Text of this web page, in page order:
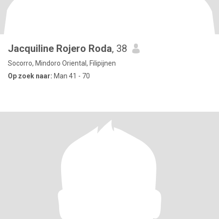
Jacquiline Rojero Roda, 38
Socorro, Mindoro Oriental, Filipijnen
Op zoek naar: Man 41 - 70